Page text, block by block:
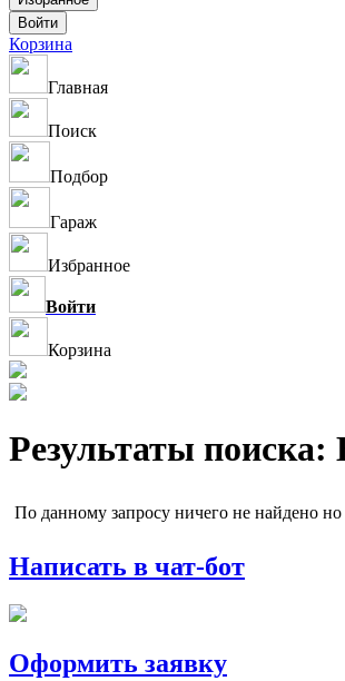
Корзина
Главная
Поиск
Подбор
Гараж
Избранное
Войти
Корзина
Результаты поиска:
По данному запросу ничего не найдено
Написать в чат-бот
Оформить заявку